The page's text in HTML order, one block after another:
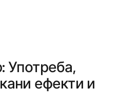
Употреба,
ефекти и